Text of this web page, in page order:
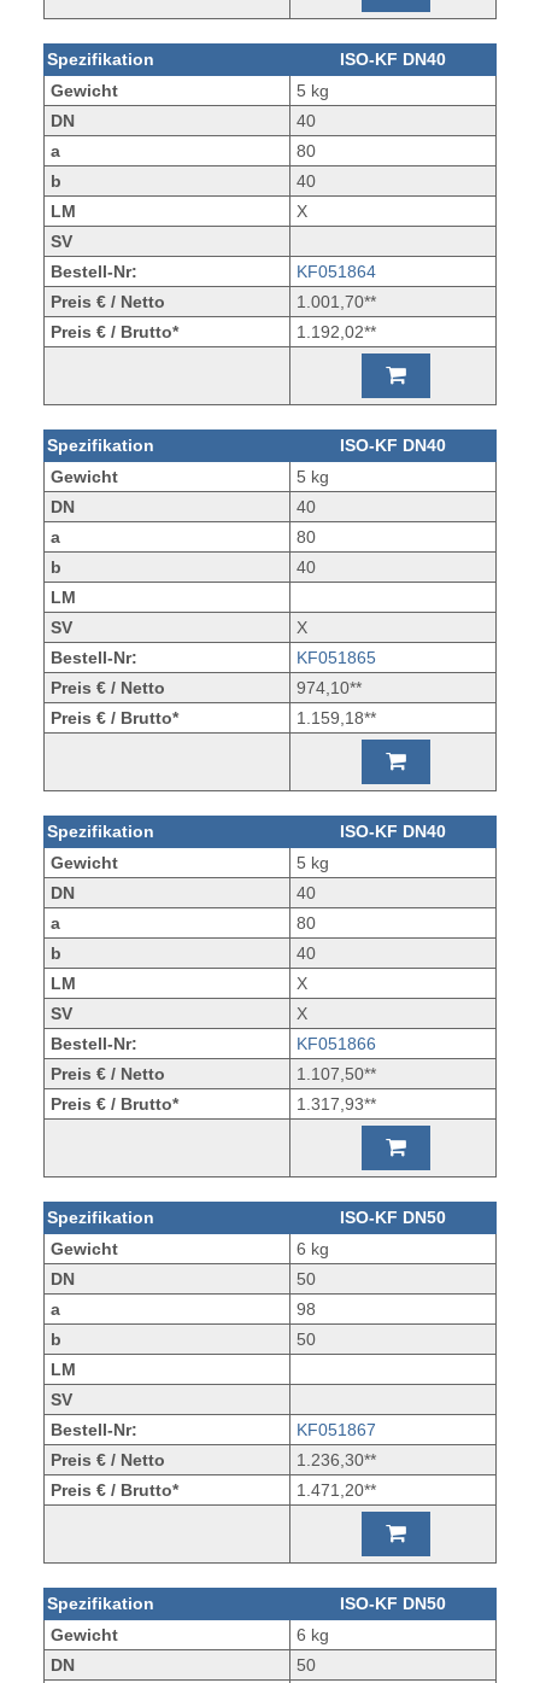
Spezifikation
ISO-KF DN40
Gewicht
5 kg
DN
40
a
80
b
40
LM
X
SV
Bestell-Nr:
KF051864
Preis € / Netto
1.001,70**
Preis € / Brutto*
1.192,02**
Spezifikation
ISO-KF DN40
Gewicht
5 kg
DN
40
a
80
b
40
LM
SV
X
Bestell-Nr:
KF051865
Preis € / Netto
974,10**
Preis € / Brutto*
1.159,18**
Spezifikation
ISO-KF DN40
Gewicht
5 kg
DN
40
a
80
b
40
LM
X
SV
X
Bestell-Nr:
KF051866
Preis € / Netto
1.107,50**
Preis € / Brutto*
1.317,93**
Spezifikation
ISO-KF DN50
Gewicht
6 kg
DN
50
a
98
b
50
LM
SV
Bestell-Nr:
KF051867
Preis € / Netto
1.236,30**
Preis € / Brutto*
1.471,20**
Spezifikation
ISO-KF DN50
Gewicht
6 kg
DN
50